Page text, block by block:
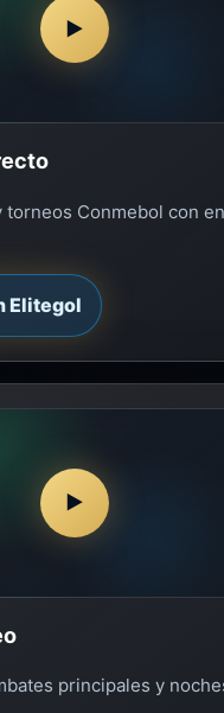
▶
torneos Conmebol con
Elitegol
▶
principales y